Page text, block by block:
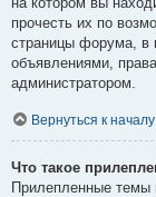
прочесть их по
страницы форума, в
объявлениями,
администратором.
Вернуться к началу
Что такое
Прилепленные темы